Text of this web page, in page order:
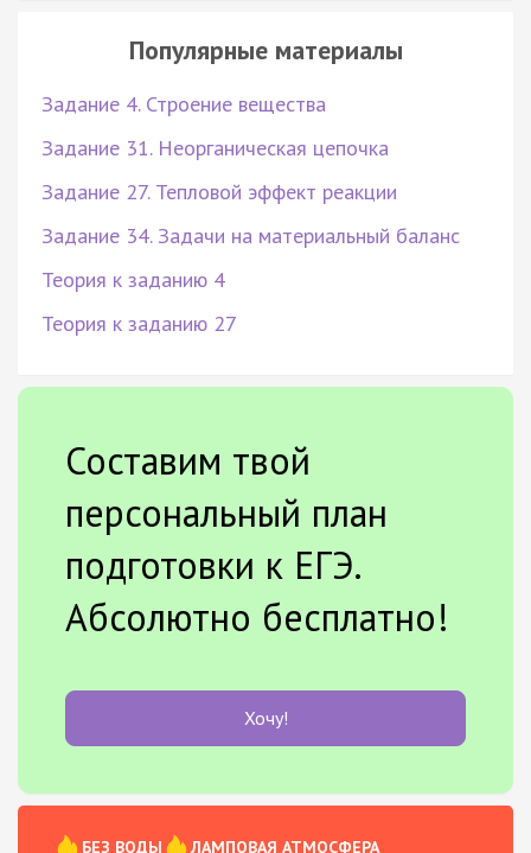
Популярные материалы
Задание 4. Строение вещества
Задание 31. Неорганическая цепочка
Задание 27. Тепловой эффект реакции
Задание 34. Задачи на материальный баланс
Теория к заданию 4
Теория к заданию 27
Составим твой
персональный план
подготовки к ЕГЭ.
Абсолютно бесплатно!
Хочу!
БЕЗ ВОДЫ
ЛАМПОВАЯ АТМОСФЕРА